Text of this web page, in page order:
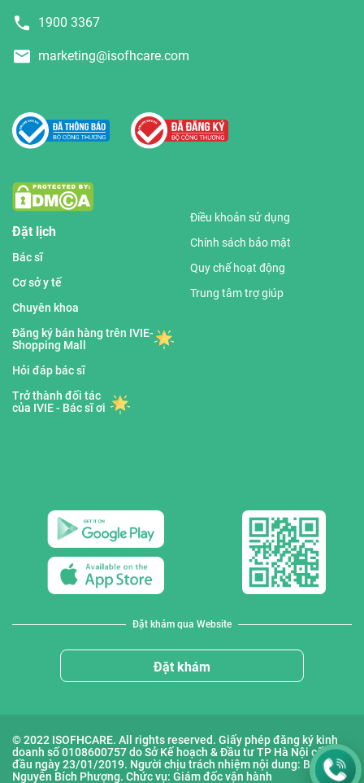
1900 3367
marketing@isofhcare.com
Đặt lịch
Bác sĩ
Cơ sở y tế
Chuyên khoa
Đăng ký bán hàng trên IVIE-
Shopping Mall
Hỏi đáp bác sĩ
Trở thành đối tác
của IVIE - Bác sĩ ơi
Điều khoản sử dụng
Chính sách bảo mật
Quy chế hoạt động
Trung tâm trợ giúp
Đặt khám qua Website
Đặt khám
© 2022 ISOFHCARE. All rights reserved. Giấy phép đăng ký kinh
doanh số 0108600757 do Sở Kế hoạch & Đầu tư TP Hà Nội cấp lần
đầu ngày 23/01/2019. Người chịu trách nhiệm nội dung: Bà
Nguyễn Bích Phượng. Chức vụ: Giám đốc vận hành